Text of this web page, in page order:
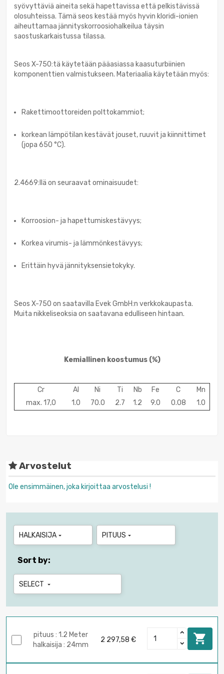
syövyttäviä aineita sekä hapettavissa että pelkistävissä
olosuhteissa. Tämä seos kestää myös hyvin kloridi-ionien
aiheuttamaa jännityskorroosiohalkeilua täysin
saostuskarkaistussa tilassa.
Seos X-750:tä käytetään pääasiassa kaasuturbiinien
komponenttien valmistukseen. Materiaalia käytetään myös:
Rakettimoottoreiden polttokammiot;
korkean lämpötilan kestävät jouset, ruuvit ja kiinnittimet
(jopa 650 °C).
2.4669:llä on seuraavat ominaisuudet:
Korroosion- ja hapettumiskestävyys;
Korkea virumis- ja lämmönkestävyys;
Erittäin hyvä jännityksensietokyky.
Seos X-750 on saatavilla Evek GmbH:n verkkokaupasta.
Muita nikkeliseoksia on saatavana edulliseen hintaan.
Kemiallinen koostumus (%)
Cr Al Ni Ti Nb Fe C
Mn
max. 17,0
1.0 70.0 2.7 1.2 9.0 0.08 1.0
Arvostelut
Ole ensimmäinen, joka kirjoittaa arvostelusi !
HALKAISIJA  PITUUS 
Sort by:
SELECT 
pituus : 1.2 Meter
halkaisija : 24mm
2 297,58 € 